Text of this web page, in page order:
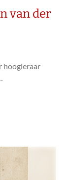
van der
hoogleraar